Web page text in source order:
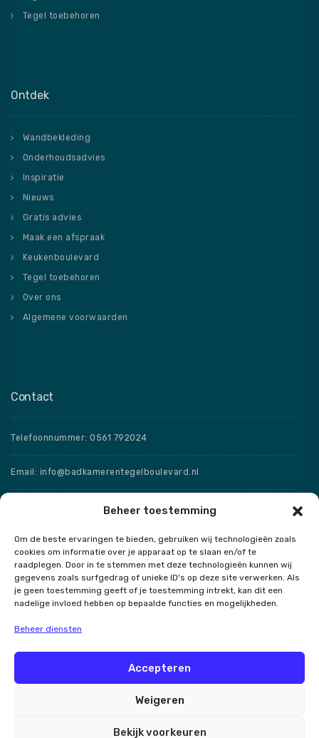
Beheer toestemming
Om de beste ervaringen te bieden, gebruiken wij technologieën zoals
cookies om informatie over je apparaat op te slaan en/of te
raadplegen. Door in te stemmen met deze technologieën kunnen wij
gegevens zoals surfgedrag of unieke ID's op deze site verwerken. Als
je geen toestemming geeft of je toestemming intrekt, kan dit een
nadelige invloed hebben op bepaalde functies en mogelijkheden.
Beheer diensten
Accepteren
Weigeren
Bekijk voorkeuren
Tegel toebehoren
Ontdek
Wandbekleding
Onderhoudsadvies
Inspiratie
Nieuws
Gratis advies
Maak een afspraak
Keukenboulevard
Tegel toebehoren
Over ons
Algemene voorwaarden
Contact
Telefoonnummer: 0561 792024
Email: info@badkamerentegelboulevard.nl
Adres: Frisaxstraat 5, 8471 ZW Wolvega
Openingstijden
Speciale openingstijden
Contact
Alle rechten voorbehouden 2026.